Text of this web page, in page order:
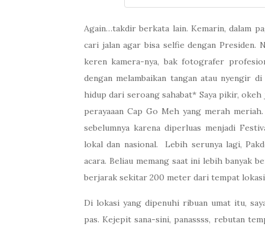
Again…takdir berkata lain. Kemarin, dalam
cari jalan agar bisa selfie dengan Presiden.
keren kamera-nya, bak fotografer
dengan melambaikan tangan atau nyengir
hidup dari seroang sahabat* Saya pikir,
perayaaan Cap Go Meh yang merah
sebelumnya karena diperluas menjadi
lokal dan nasional. Lebih serunya lagi,
acara. Beliau memang saat ini lebih banyak
berjarak sekitar 200 meter dari tempat
Di lokasi yang dipenuhi ribuan umat itu,
pas. Kejepit sana-sini, panassss, rebutan